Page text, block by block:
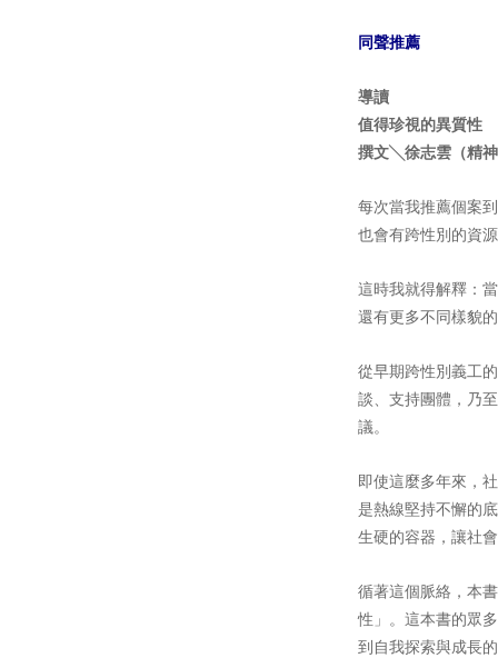
同聲推薦
導讀
值得珍視的異質性
撰文╲徐志雲（精
每次當我推薦個案
也會有跨性別的資
這時我就得解釋：
還有更多不同樣貌
從早期跨性別義工
談、支持團體，乃
議。
即使這麼多年來，
是熱線堅持不懈的
生硬的容器，讓社
循著這個脈絡，本
性」。這本書的眾
到自我探索與成長